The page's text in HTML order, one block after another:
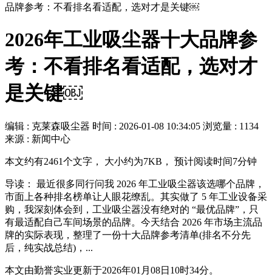
品牌参考：不看排名看适配，选对才是关键￼
2026年工业吸尘器十大品牌参
考：不看排名看适配，选对才
是关键￼
编辑 : 克莱森吸尘器 时间 : 2026-01-08 10:34:05 浏览量 : 1134
来源 : 新闻中心
本文约有2461个文字， 大小约为7KB， 预计阅读时间7分钟
导读： 最近很多同行问我 2026 年工业吸尘器该选哪个品牌，
市面上各种排名榜单让人眼花缭乱。其实做了 5 年工业设备采
购，我深刻体会到，工业吸尘器没有绝对的 “最优品牌”，只
有最适配自己车间场景的品牌。今天结合 2026 年市场主流品
牌的实际表现，整理了一份十大品牌参考清单(排名不分先
后，纯实战总结)，...
本文由勤誉实业更新于2026年01月08日10时34分。